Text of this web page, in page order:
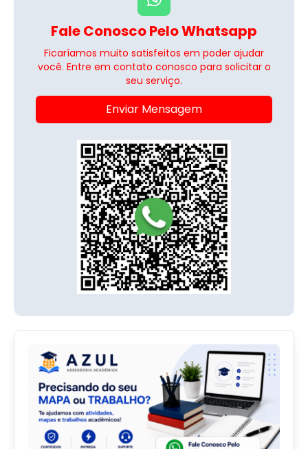
Fale Conosco Pelo Whatsapp
Ficaríamos muito satisfeitos em poder ajudar
você. Entre em contato conosco para solicitar o
seu serviço.
Enviar Mensagem